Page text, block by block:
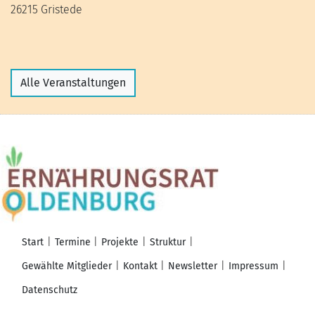
26215 Gristede
Alle Veranstaltungen
Start Termine Projekte
Struktur
Gewählte Mitglieder
Kontakt Newsletter
Impressum
Datenschutz